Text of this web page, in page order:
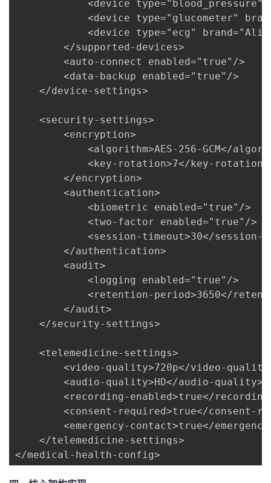
<device
<device type="glucometer"
<device type="ecg"
        </supported-devices>
        <auto-connect enabled="true"/>
        <data-backup enabled="true"/>
    </device-settings>
    <security-settings>
        <encryption>
<algorithm>AES-256-GCM</
<key-rotation>7</key-rotation>
        </encryption>
        <authentication>
            <biometric enabled="true"/>
            <two-factor enabled="true"/>
<session-timeout>30</session-
        </authentication>
        <audit>
            <logging enabled="true"/>
<retention-period>3650</
        </audit>
    </security-settings>
    <telemedicine-settings>
<video-quality>720p</video-
        <audio-quality>HD</audio-quality>
<recording-enabled>true</
<consent-required>true</consent-
<emergency-contact>true</
    </telemedicine-settings>
</medical-health-config>